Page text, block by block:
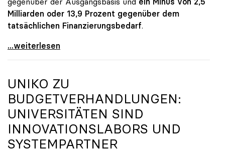
Milliarden oder 13,9 Prozent gegenüber dem
tatsächlichen Finanzierungsbedarf.
\"Österreich ist für die heimischen Universitäten
...weiterlesen
UNIKO ZU
BUDGETVERHANDLUNGEN:
UNIVERSITÄTEN SIND
INNOVATIONSLABORS UND
SYSTEMPARTNER